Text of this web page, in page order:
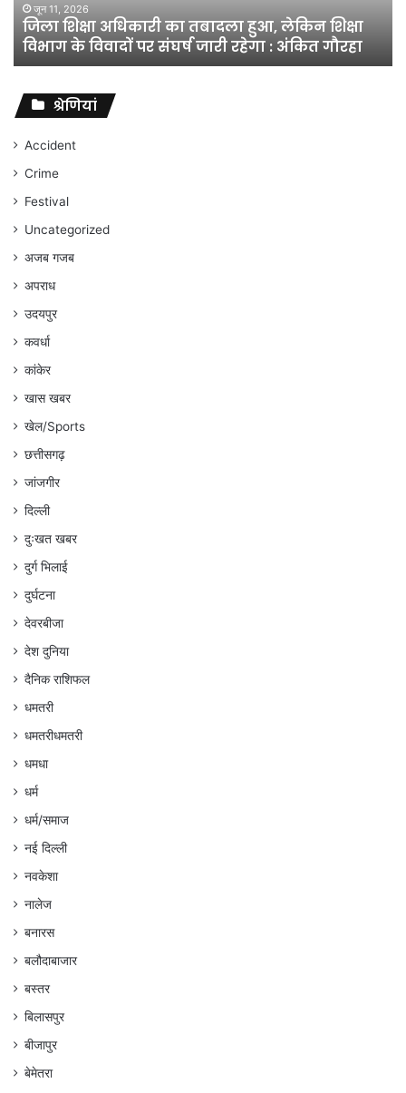
शिक्षा
विभाग
विवादों
संघर्ष
जारी
रहेगा
अंकित
गौरहा
जून 11, 2026
जिला शिक्षा अधिकारी का तबादला हुआ, लेकिन शिक्षा
विभाग के विवादों पर संघर्ष जारी रहेगा : अंकित गौरहा
श्रेणियां
Accident
Crime
Festival
Uncategorized
अजब गजब
अपराध
उदयपुर
कवर्धा
कांकेर
खास खबर
खेल/Sports
छत्तीसगढ़
जांजगीर
दिल्ली
दुःखत खबर
दुर्ग भिलाई
दुर्घटना
देवरबीजा
देश दुनिया
दैनिक राशिफल
धमतरी
धमतरीधमतरी
धमधा
धर्म
धर्म/समाज
नई दिल्ली
नवकेशा
नालेज
बनारस
बलौदाबाजार
बस्तर
बिलासपुर
बीजापुर
बेमेतरा